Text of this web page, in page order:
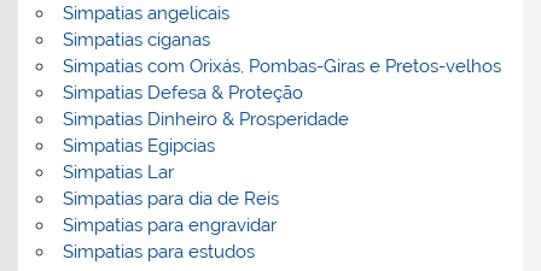
Simpatias angelicais
Simpatias ciganas
Simpatias com Orixás, Pombas-Giras e Pretos-velhos
Simpatias Defesa & Proteção
Simpatias Dinheiro & Prosperidade
Simpatias Egipcias
Simpatias Lar
Simpatias para dia de Reis
Simpatias para engravidar
Simpatias para estudos